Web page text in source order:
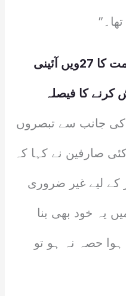
وفاقی حکومت کا 27ویں آئینی
کرنے کا فیصلہ
کی جانب سے تبصروں
صارفین نے کہا کہ
لیے غیر ضروری
یہ خود بھی بنا
ہوا حصہ نہ ہو تو